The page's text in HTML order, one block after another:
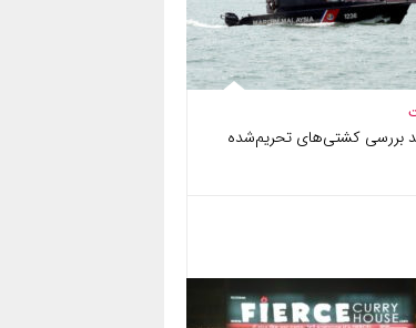
بررسی کشتی‌های تحریم‌شده